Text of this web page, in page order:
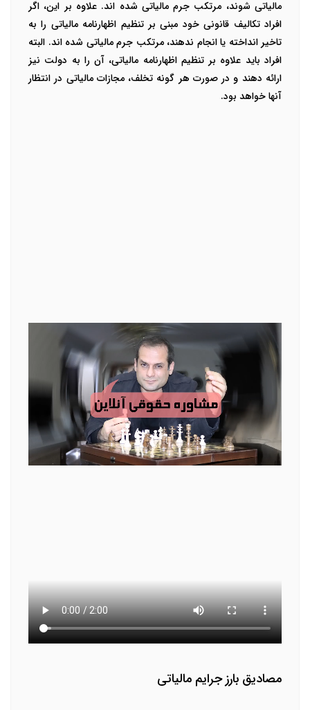
مالیاتی شوند، مرتکب جرم مالیاتی شده اند. علاوه بر این، اگر
افراد تکالیف قانونی خود مبنی بر تنظیم اظهارنامه مالیاتی را به
تاخیر انداخته یا انجام ندهند، مرتکب جرم مالیاتی شده اند. البته
افراد باید علاوه بر تنظیم اظهارنامه مالیاتی، آن را به دولت نیز
ارائه دهند و در صورت هر گونه تخلف، مجازات مالیاتی در انتظار
آنها خواهد بود.
مصادیق بارز جرایم مالیاتی